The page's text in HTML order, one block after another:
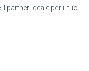
partner ideale per il tuo